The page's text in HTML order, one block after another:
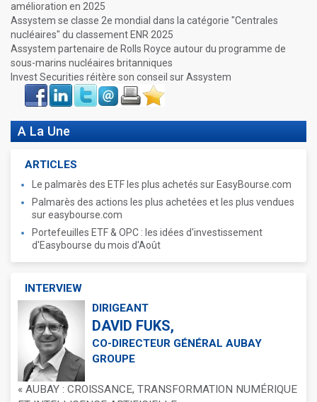
amélioration en 2025
Assystem se classe 2e mondial dans la catégorie "Centrales
nucléaires" du classement ENR 2025
Assystem partenaire de Rolls Royce autour du programme de
sous-marins nucléaires britanniques
Invest Securities réitère son conseil sur Assystem
Face
book
LinkIn Twitter Envoyer ImprimerFavoris
A La Une
ARTICLES
Le palmarès des ETF les plus achetés sur EasyBourse.com
Palmarès des actions les plus achetées et les plus vendues
sur easybourse.com
Portefeuilles ETF & OPC : les idées d'investissement
d'Easybourse du mois d'Août
INTERVIEW
DIRIGEANT
DAVID FUKS,
CO-DIRECTEUR GÉNÉRAL AUBAY
GROUPE
« AUBAY : CROISSANCE, TRANSFORMATION NUMÉRIQUE